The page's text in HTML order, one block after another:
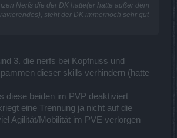
Nerfs die der DK hatte(er hatte außer dem
steht der DK immernoch sehr gut
3. die nerfs bei Kopfnuss und
dieser skills verhindern (hatte
diese beiden im PVP deaktiviert
eine Trennung ja nicht auf die
Agilität/Mobilität im PVE verlorgen